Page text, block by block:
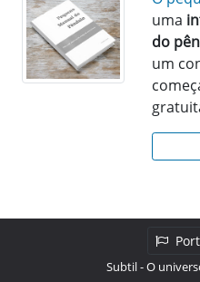
uma
do
um
Subtil- O